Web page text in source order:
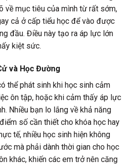
về mục tiêu của mình từ rất sớm,
cả ở cấp tiểu học để vào được
đầu. Điều này tạo ra áp lực lớn
kiệt sức.
và Học Đường
thể phát sinh khi học sinh cảm
ôn tập, hoặc khi cảm thấy áp lực
Nhiều bạn lo lắng về khả năng
số cần thiết cho khóa học hay
tế, nhiều học sinh hiện không
mà phải dành thời gian cho học
khác, khiến các em trở nên căng